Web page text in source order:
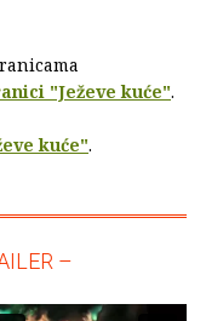
"Ježeve kuće".
kuće".
–